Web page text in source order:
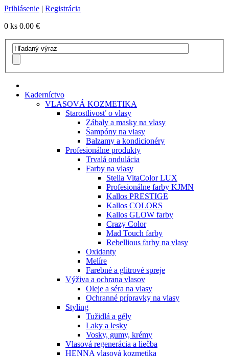
Prihlásenie | Registrácia
0 ks 0.00 €
Kaderníctvo
VLASOVÁ KOZMETIKA
Starostlivosť o vlasy
Zábaly a masky na vlasy
Šampóny na vlasy
Balzamy a kondicionéry
Profesionálne produkty
Trvalá ondulácia
Farby na vlasy
Stella VitaColor LUX
Profesionálne farby KJMN
Kallos PRESTIGE
Kallos COLORS
Kallos GLOW farby
Crazy Color
Mad Touch farby
Rebellious farby na vlasy
Oxidanty
Melíre
Farebné a glitrové spreje
Výživa a ochrana vlasov
Oleje a séra na vlasy
Ochranné prípravky na vlasy
Styling
Tužidlá a gély
Laky a lesky
Vosky, gumy, krémy
Vlasová regenerácia a liečba
HENNA vlasová kozmetika